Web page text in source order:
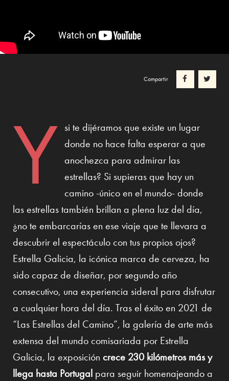
Compartir
Y si te dijéramos que existe un lugar
donde no hace falta esperar a que
anochezca para admirar las
estrellas? Si supieras que hay un
camino -único en el mundo- donde
las estrellas también brillan a plena luz del día,
¿no te embarcarías en ese viaje que te llevara a
descubrir el espectáculo con tus propios ojos?
Estrella Galicia, la icónica marca de cerveza, ha
sido capaz de diseñar, por segundo año
consecutivo, una experiencia sideral para disfrutar
a cualquier hora del día. Tras el éxito en 2021 de
“Las Estrellas del Camino”, la galería de arte más
extensa del mundo comisariada por Estrella
Galicia, la exposición crece 230 kilómetros más y
llega hasta Portugal para seguir homenajeando a